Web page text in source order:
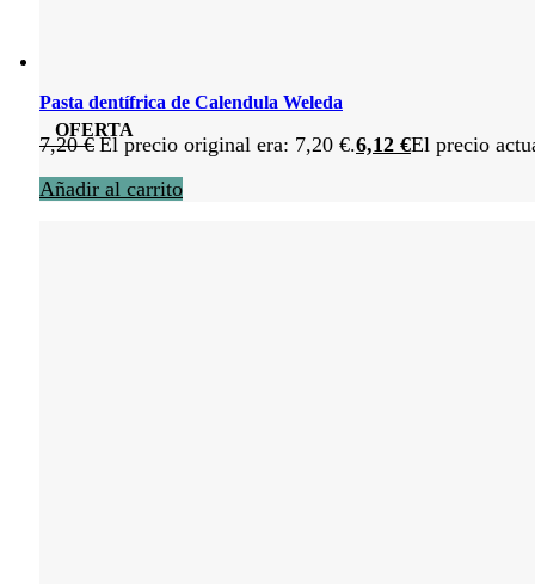
OFERTA
Pasta dentífrica de Calendula Weleda
7,20€ El precio original era: 7,20 €.6,12 €El precio
Añadir al carrito